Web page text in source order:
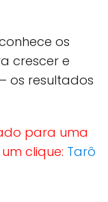
os
crescer e
os resultados
para uma
clique: Tarô